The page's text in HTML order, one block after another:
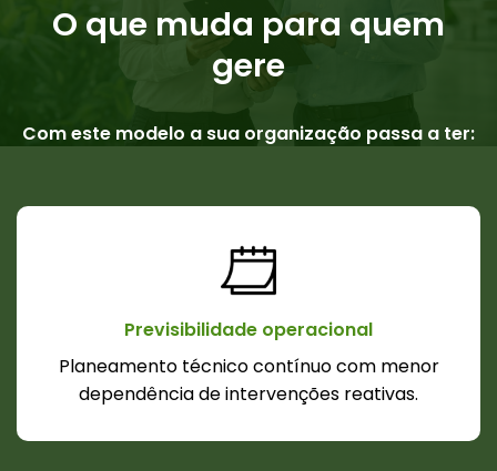
O que muda para quem
gere
Com este modelo a sua organização passa a ter:
Previsibilidade operacional
Planeamento técnico contínuo com menor
dependência de intervenções reativas.